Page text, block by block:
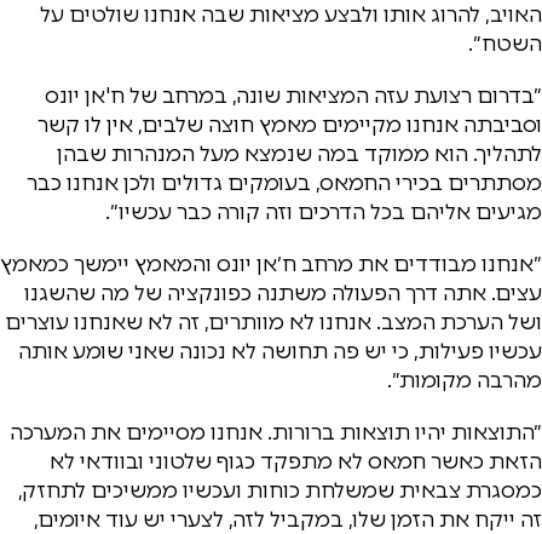
האויב, להרוג אותו ולבצע מציאות שבה אנחנו שולטים על
השטח״.
״בדרום רצועת עזה המציאות שונה, במרחב של ח'אן יונס
וסביבתה אנחנו מקיימים מאמץ חוצה שלבים, אין לו קשר
לתהליך. הוא ממוקד במה שנמצא מעל המנהרות שבהן
מסתתרים בכירי החמאס, בעומקים גדולים ולכן אנחנו כבר
מגיעים אליהם בכל הדרכים וזה קורה כבר עכשיו״.
״אנחנו מבודדים את מרחב ח׳אן יונס והמאמץ יימשך כמאמץ
עצים. אתה דרך הפעולה משתנה כפונקציה של מה שהשגנו
ושל הערכת המצב. אנחנו לא מוותרים, זה לא שאנחנו עוצרים
עכשיו פעילות, כי יש פה תחושה לא נכונה שאני שומע אותה
מהרבה מקומות״.
״התוצאות יהיו תוצאות ברורות. אנחנו מסיימים את המערכה
הזאת כאשר חמאס לא מתפקד כגוף שלטוני ובוודאי לא
כמסגרת צבאית שמשלחת כוחות ועכשיו ממשיכים לתחזק,
זה ייקח את הזמן שלו, במקביל לזה, לצערי יש עוד איומים,